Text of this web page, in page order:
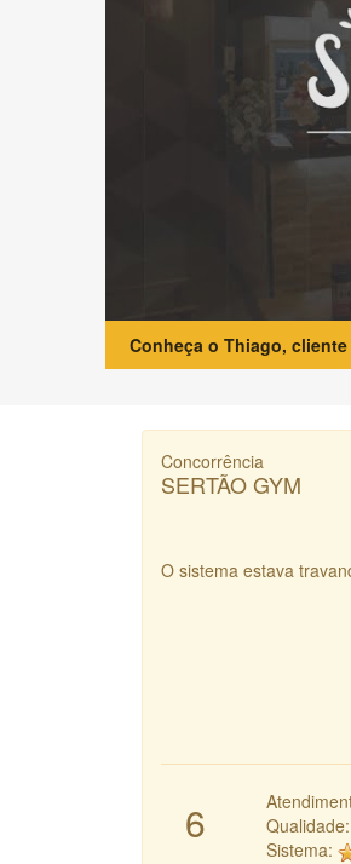
Conheça o Thiago,
Concorrência
SERTÃO GYM
O sistema estava
6
Qualidade:
Sistema: